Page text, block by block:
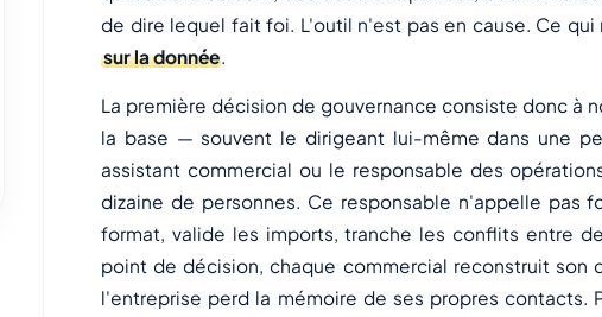
de dire lequel fait foi. L'outil n'est pas en cause. Ce qui
sur la donnée.
La première décision de gouvernance consiste donc à
la base — souvent le dirigeant lui-même dans une
assistant commercial ou le responsable des
dizaine de personnes. Ce responsable n'appelle pas
format, valide les imports, tranche les conflits entre
point de décision, chaque commercial reconstruit son
l'entreprise perd la mémoire de ses propres contacts.